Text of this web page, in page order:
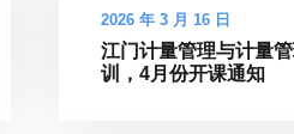
2026 年 3 月 16 日
江门计量管理与计量
训，4月份开课通知